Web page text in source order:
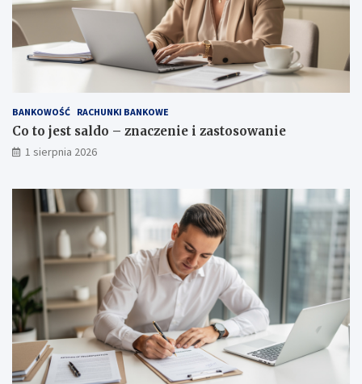
BANKOWOŚĆ RACHUNKI BANKOWE
Co to jest saldo – znaczenie i zastosowanie
1 sierpnia 2026